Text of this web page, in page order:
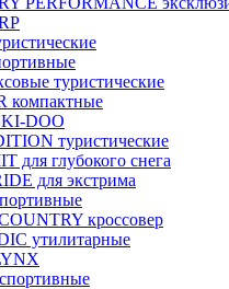
туристические
компактные
DOO
туристические
для глубокого снега
для экстрима
кроссовер
утилитарные